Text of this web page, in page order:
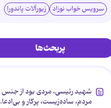
سرویس خواب نوزاد زیورآلات پاندورا
پربحث‌ها
شهید رئیسی، مردی بود از جنس
مردم، ساده‌زیست، پرکار و بی‌ادعا.